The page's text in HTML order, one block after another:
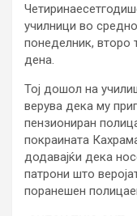
училници во
понеделник, второ
дена.
Тој дошол на
верува дека му
пензиониран
покраината
додавајќи дека
патрони што
поранешен